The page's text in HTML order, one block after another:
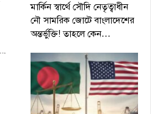
মার্কিন স্বার্থে সৌদি নেতৃত্বাধীন
নৌ সামরিক জোটে বাংলাদেশের
অন্তর্ভুক্তি! তাহলে কেন…